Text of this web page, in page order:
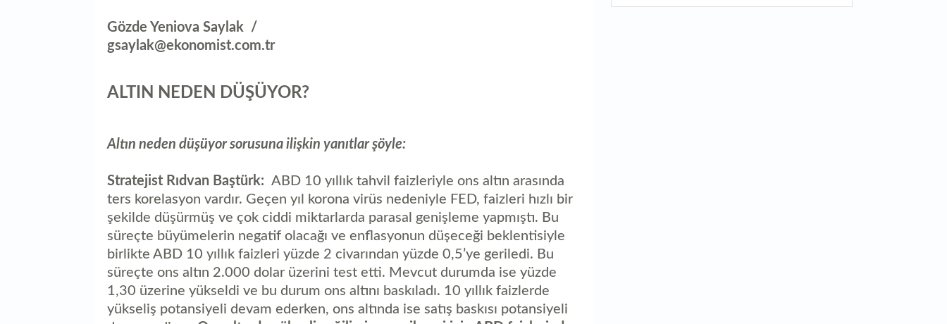
Gözde Yeniova Saylak /
gsaylak@ekonomist.com.tr
ALTIN NEDEN DÜŞÜYOR?
Altın neden düşüyor sorusuna ilişkin yanıtlar şöyle:
Stratejist Rıdvan Baştürk: ABD 10 yıllık tahvil faizleriyle ons altın arasında
ters korelasyon vardır. Geçen yıl korona virüs nedeniyle FED, faizleri hızlı bir
şekilde düşürmüş ve çok ciddi miktarlarda parasal genişleme yapmıştı. Bu
süreçte büyümelerin negatif olacağı ve enflasyonun düşeceği beklentisiyle
birlikte ABD 10 yıllık faizleri yüzde 2 civarından yüzde 0,5’ye geriledi. Bu
süreçte ons altın 2.000 dolar üzerini test etti. Mevcut durumda ise yüzde
1,30 üzerine yükseldi ve bu durum ons altını baskıladı. 10 yıllık faizlerde
yükseliş potansiyeli devam ederken, ons altında ise satış baskısı potansiyeli
94 milyar dolarlık ihracat